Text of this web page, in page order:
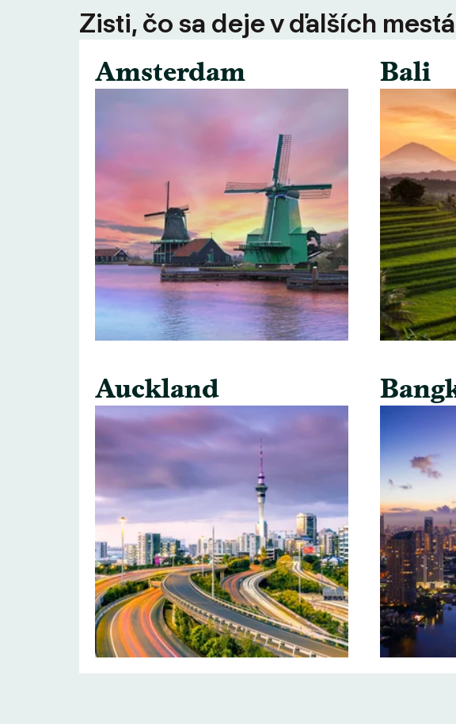
Zisti, čo sa deje v ďalších
Amsterdam
Auckland
Bali